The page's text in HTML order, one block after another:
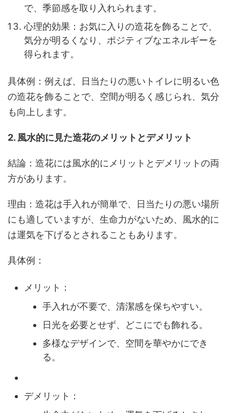
で、季節感を取り入れられます。
心理的効果：お気に入りの造花を飾ることで、
気分が明るくなり、ポジティブなエネルギーを
得られます。
具体例：例えば、日当たりの悪いトイレに明るい色
の造花を飾ることで、空間が明るく感じられ、気分
も向上します。
2. 風水的に見た造花のメリットとデメリット
結論：造花には風水的にメリットとデメリットの両
方があります。
理由：造花は手入れが簡単で、日当たりの悪い場所
にも適していますが、生命力がないため、風水的に
は運気を下げるとされることもあります。
具体例：
メリット：
手入れが不要で、清潔感を保ちやすい。
日光を必要とせず、どこにでも飾れる。
多様なデザインで、空間を華やかにでき
る。
デメリット：